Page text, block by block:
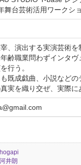
舞台芸術活用ワークシ
、演出する実演芸術を
齢職業問わずインタ
行う。
既成戯曲、小説など
実を織り交ぜ、実際に
hogapi
河井朗